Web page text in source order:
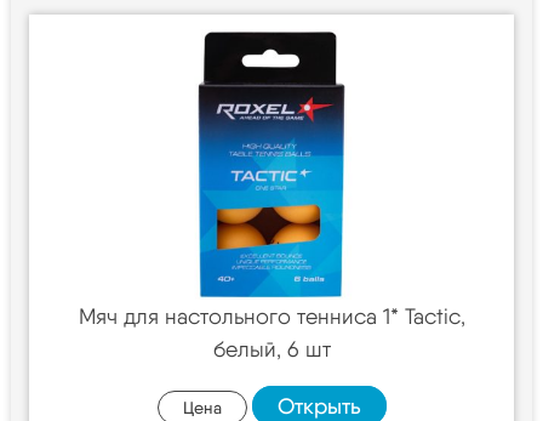
Мяч для настольного тенниса 1* Tactic,
белый, 6 шт
Цена Открыть